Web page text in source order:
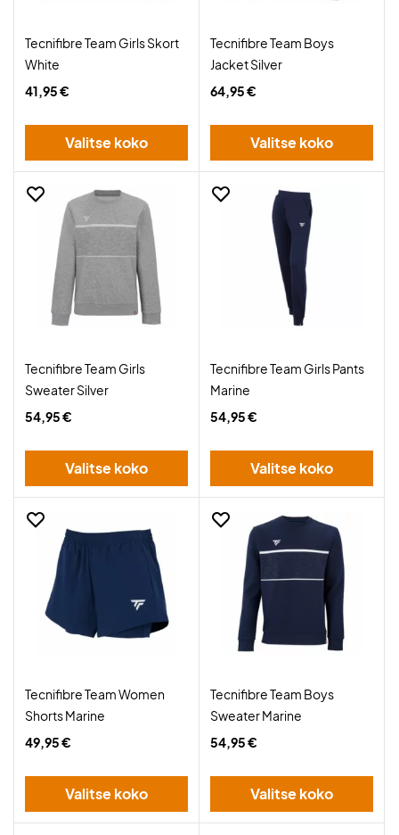
Tecnifibre Team Girls Skort
White
41,95 €
Valitse koko
Tecnifibre Team Boys
Jacket Silver
64,95 €
Valitse koko
Tecnifibre Team Girls
Sweater Silver
54,95 €
Valitse koko
Tecnifibre Team Girls Pants
Marine
54,95 €
Valitse koko
Tecnifibre Team Women
Shorts Marine
49,95 €
Valitse koko
Tecnifibre Team Boys
Sweater Marine
54,95 €
Valitse koko